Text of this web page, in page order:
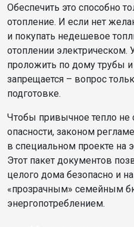
Обеспечить это способно
отопление. И если нет
и покупать недешевое
отоплении электрическом.
проложить по дому трубы
запрещается – вопрос
подготовке.
Чтобы привычное тепло не
опасности, законом
в специальном проекте на
Этот пакет документов
целого дома безопасно и
«прозрачным» семейным
энергопотреблением.